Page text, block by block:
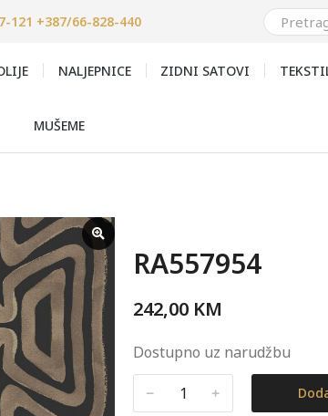
121 +387/66-828-440
NALJEPNICE ZIDNI SATOVI
MUŠEME
RA557954
242,00 KM
Dostupno uz narudžbu
﹣ ﹢